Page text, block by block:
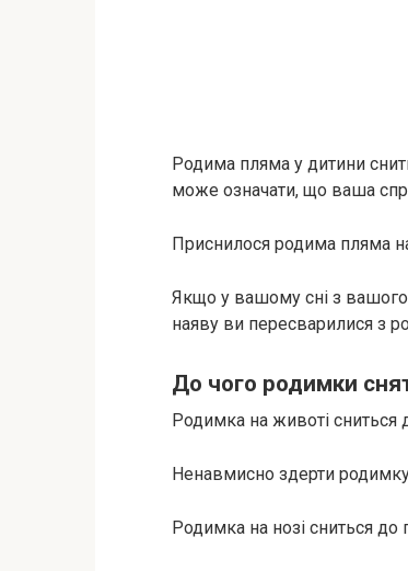
Родима пляма у дитини
може означати, що ваша
Приснилося родима пляма
Якщо у вашому сні з вашого
наяву ви пересварилися з
До чого родимки
Родимка на животі сниться
Ненавмисно здерти
Родимка на нозі сниться до